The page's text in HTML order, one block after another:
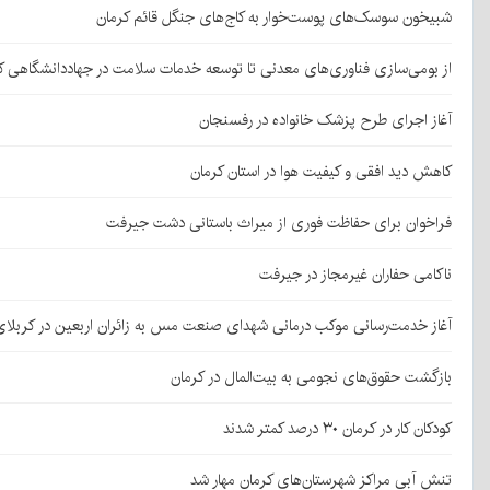
شبیخون سوسک‌های پوست‌خوار به کاج‌های جنگل قائم کرمان
از بومی‌سازی فناوری‌های معدنی تا توسعه خدمات سلامت در جهاددانشگاهی
آغاز اجرای طرح پزشک خانواده در رفسنجان
کاهش دید افقی و کیفیت هوا در استان کرمان
فراخوان برای حفاظت فوری از میراث باستانی دشت جیرفت
ناکامی حفاران غیرمجاز در جیرفت
آغاز خدمت‌رسانی موکب درمانی شهدای صنعت مس به زائران اربعین در
بازگشت حقوق‌های نجومی به بیت‌المال در کرمان
کودکان کار در کرمان ۳۰ درصد کمتر شدند
تنش آبی مراکز شهرستان‌های کرمان مهار شد